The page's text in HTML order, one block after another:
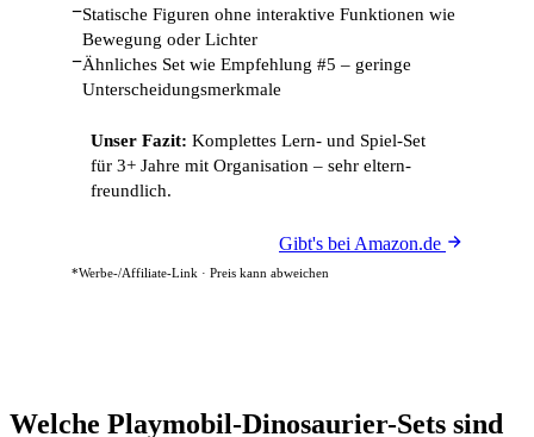
−Statische Figuren ohne interaktive Funktionen wie
Bewegung oder Lichter
−Ähnliches Set wie Empfehlung #5 – geringe
Unterscheidungsmerkmale
Unser Fazit: Komplettes Lern- und Spiel-Set
für 3+ Jahre mit Organisation – sehr eltern-
freundlich.
Gibt's bei Amazon.de
*Werbe-/Affiliate-Link · Preis kann abweichen
Welche Playmobil-Dinosaurier-Sets sind